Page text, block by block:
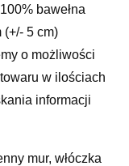
bawełna
(+/- 5 cm)
o możliwości
w ilościach
informacji
mur, włóczka